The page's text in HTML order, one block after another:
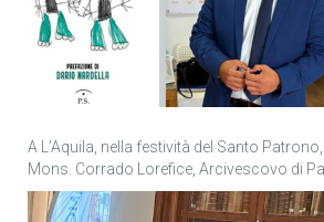
A L’Aquila, nella festività del Santo
Mons. Corrado Lorefice, Arcivescovo di